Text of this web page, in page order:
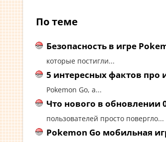
записям
По теме
Безопасность в игре
которые постигли...
5 интересных фактов про
Pokemon Go, а...
Что нового в обновлении
пользователей просто повергло...
Pokemon Go мобильная